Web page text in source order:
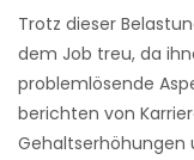
Trotz dieser
dem Job treu, da
problemlösende
berichten von
Gehaltserhöhungen